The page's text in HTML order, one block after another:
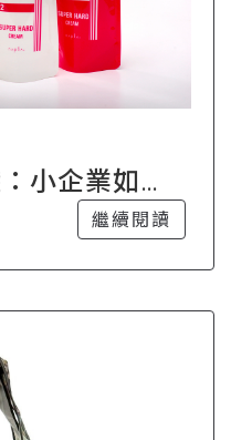
小企業如何
繼續閱讀